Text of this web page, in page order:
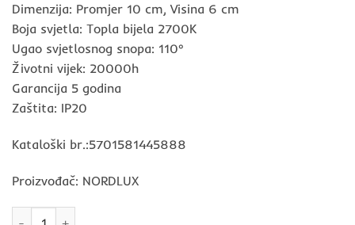
Dimenzija: Promjer 10 cm, Visina 6 cm
Boja svjetla: Topla bijela 2700K
Ugao svjetlosnog snopa: 110°
Životni vijek: 20000h
Garancija 5 godina
Zaštita: IP20
Kataloški br.:5701581445888
Proizvođač: NORDLUX